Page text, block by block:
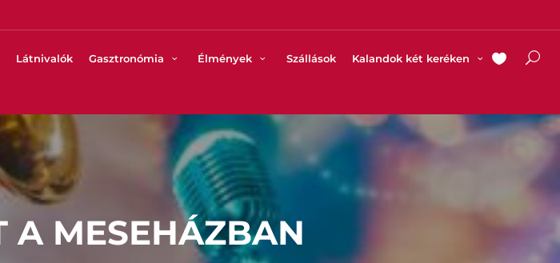
Látnivalók Gasztronómia Élmények Szállások Kalandok két keréken
A MESEHÁZBAN